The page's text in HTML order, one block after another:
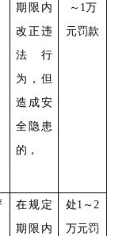
期限内
改正违
法行
为，但
造成安
全隐患
的，
～1万
元罚款
在规定
期限内
处1～2
万元罚